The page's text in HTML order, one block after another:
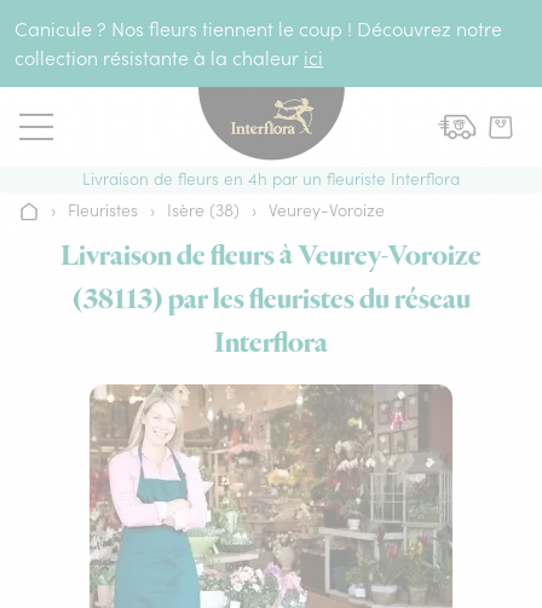
Canicule ? Nos fleurs tiennent le coup ! Découvrez notre
collection résistante à la chaleur ici
Livraison de fleurs en 4h par un fleuriste Interflora
Accueil
› Fleuristes › Isère (38) › Veurey-Voroize
Livraison de fleurs à Veurey-Voroize
(38113) par les fleuristes du réseau
Interflora